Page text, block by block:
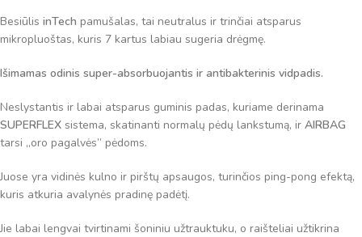
Besiūlis inTech pamušalas, tai neutralus ir trinčiai atsparus
mikropluoštas, kuris 7 kartus labiau sugeria drėgmę.
Išimamas odinis super-absorbuojantis ir antibakterinis vidpadis.
Neslystantis ir labai atsparus guminis padas, kuriame derinama
SUPERFLEX sistema, skatinanti normalų pėdų lankstumą, ir AIRBAG
tarsi „oro pagalvės” pėdoms.
Juose yra vidinės kulno ir pirštų apsaugos, turinčios ping-pong efektą,
kuris atkuria avalynės pradinę padėtį.
Jie labai lengvai tvirtinami šoniniu užtrauktuku, o raišteliai užtikrina